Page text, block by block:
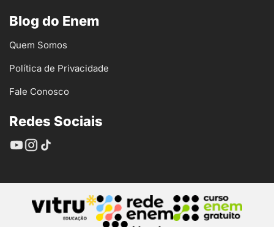
Blog do Enem
Quem Somos
Política de Privacidade
Fale Conosco
Redes Sociais